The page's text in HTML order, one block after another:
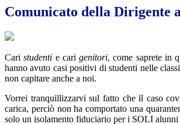
Comunicato della Dirigente
Caristudenti e carigenitori, come saprete in
hanno avuto casi positivi di studenti nelle
non capitare anche a noi.
Vorrei tranquillizzarvi sul fatto che il caso
carica, perciò non ha comportato una
solo un isolamento fiduciario per i SOLI alunni